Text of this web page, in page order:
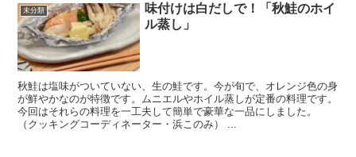
未分類
味付けは白だしで！「秋鮭のホイ
ル蒸し」
秋鮭は塩味がついていない、生の鮭です。今が旬で、オレンジ色の身
が鮮やかなのが特徴です。ムニエルやホイル蒸しが定番の料理です。
今回はそれらの料理を一工夫して簡単で豪華な一品にしました。
（クッキングコーディネーター・浜このみ） ...